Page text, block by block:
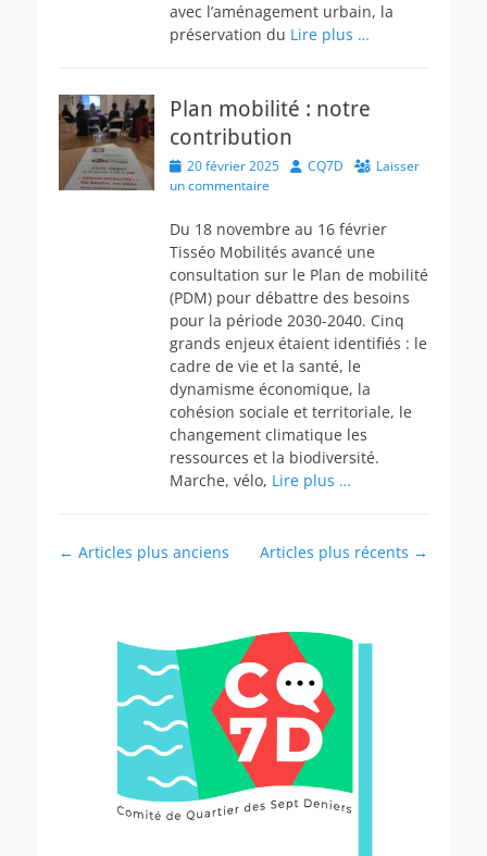
avec l’aménagement urbain, la
préservation du Lire plus …
Plan mobilité : notre
contribution
Posted
on
20 février 2025 Author
CQ7D
Laisser
un commentaire
Du 18 novembre au 16 février
Tisséo Mobilités avancé une
consultation sur le Plan de mobilité
(PDM) pour débattre des besoins
pour la période 2030-2040. Cinq
grands enjeux étaient identifiés : le
cadre de vie et la santé, le
dynamisme économique, la
cohésion sociale et territoriale, le
changement climatique les
ressources et la biodiversité.
Marche, vélo, Lire plus …
Navigation
← Articles plus anciens Articles plus récents →